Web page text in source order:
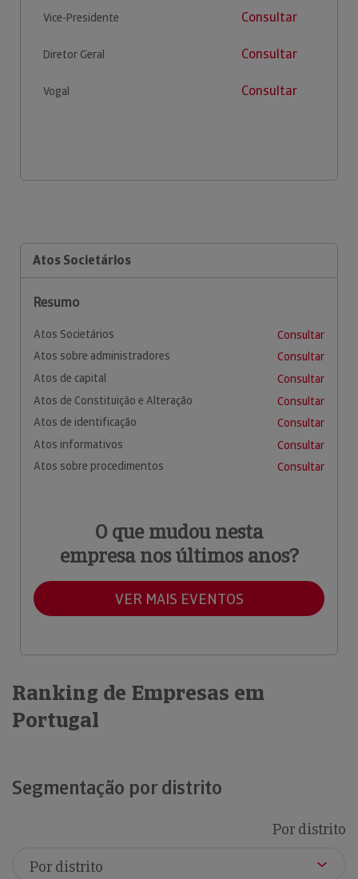
Vice-Presidente Consultar
Diretor Geral Consultar
Vogal Consultar
Atos Societários
Resumo
Atos Societários
Consultar
Atos sobre administradores
Consultar
Atos de capital
Consultar
Atos de Constituição e Alteração
Consultar
Atos de identificação
Consultar
Atos informativos
Consultar
Atos sobre procedimentos
Consultar
O que mudou nesta
empresa nos últimos anos?
VER MAIS EVENTOS
Ranking de Empresas em
Portugal
Segmentação por distrito
Por distrito